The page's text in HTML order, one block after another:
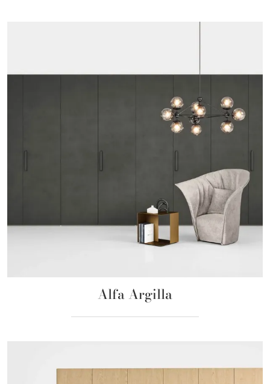
Alfa Argilla